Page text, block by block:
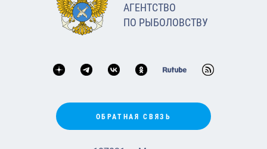
АГЕНТСТВО
ПО РЫБОЛОВСТВУ
ОБРАТНАЯ СВЯЗЬ